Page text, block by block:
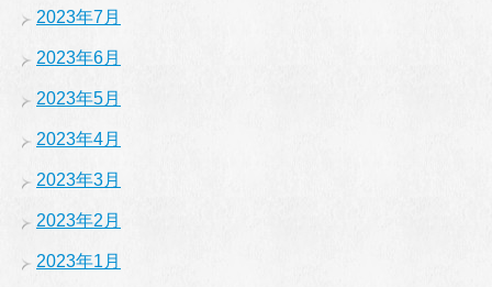
2023年7月
2023年6月
2023年5月
2023年4月
2023年3月
2023年2月
2023年1月